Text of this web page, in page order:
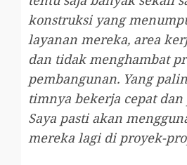
konstruksi yang
layanan mereka, area
dan tidak menghambat
pembangunan. Yang
timnya bekerja cepat
Saya pasti akan
mereka lagi di proyek-